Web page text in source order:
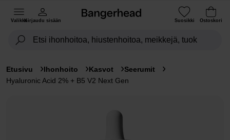
ValikkoKirjaudu sisään Suosikki Ostoskori
Etusivu Ihonhoito Kasvot
Seerumit
Hyaluronic Acid 2% + B5 V2 Next Gen